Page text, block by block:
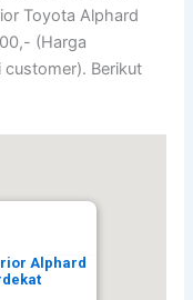
Toyota Alphard
(Harga
Berikut
Alphard